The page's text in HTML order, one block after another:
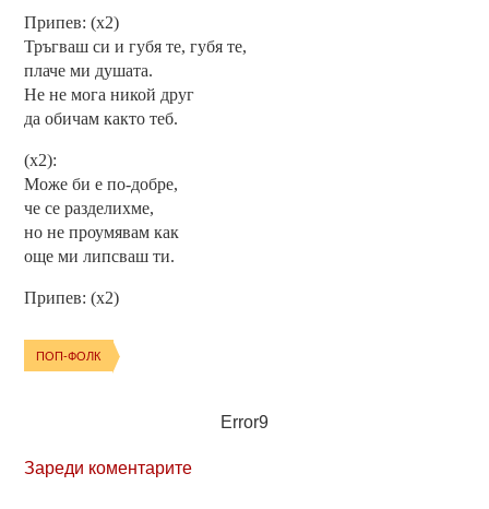
Припев: (х2)
Тръгваш си и губя те, губя те,
плаче ми душата.
Не не мога никой друг
да обичам както теб.
(х2):
Може би е по-добре,
че се разделихме,
но не проумявам как
още ми липсваш ти.
Припев: (х2)
ПОП-ФОЛК
Error9
Зареди коментарите